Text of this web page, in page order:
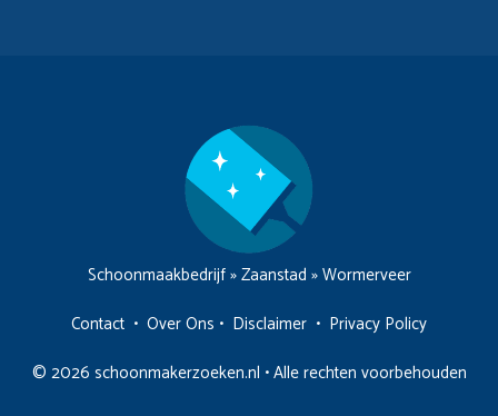
Schoonmaakbedrijf»Zaanstad »Wormerveer
Contact • Over Ons • Disclaimer • Privacy Policy
© 2026 schoonmakerzoeken.nl • Alle rechten voorbehouden